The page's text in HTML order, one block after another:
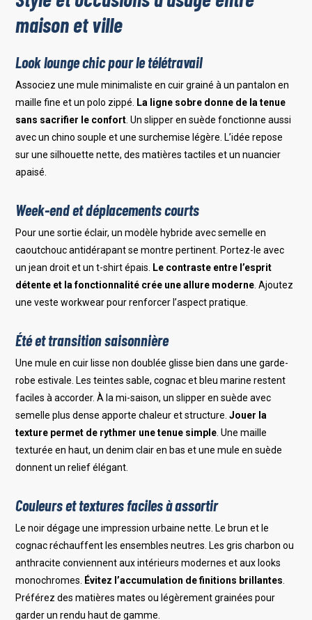
maison et ville
Look lounge chic pour le télétravail
Associez une mule minimaliste en cuir grainé à un pantalon en
maille fine et un polo zippé. La ligne sobre donne de la tenue
sans sacrifier le confort. Un slipper en suède fonctionne aussi
avec un chino souple et une surchemise légère. L’idée repose
sur une silhouette nette, des matières tactiles et un nuancier
apaisé.
Week-end et déplacements courts
Pour une sortie éclair, un modèle hybride avec semelle en
caoutchouc antidérapant se montre pertinent. Portez-le avec
un jean droit et un t-shirt épais. Le contraste entre l’esprit
détente et la fonctionnalité crée une allure moderne. Ajoutez
une veste workwear pour renforcer l’aspect pratique.
Été et transition saisonnière
Une mule en cuir lisse non doublée glisse bien dans une garde-
robe estivale. Les teintes sable, cognac et bleu marine restent
faciles à accorder. À la mi-saison, un slipper en suède avec
semelle plus dense apporte chaleur et structure.Jouer la
texture permet de rythmer une tenue simple. Une maille
texturée en haut, un denim clair en bas et une mule en suède
donnent un relief élégant.
Couleurs et textures faciles à assortir
Le noir dégage une impression urbaine nette. Le brun et le
cognac réchauffent les ensembles neutres. Les gris charbon ou
anthracite conviennent aux intérieurs modernes et aux looks
monochromes. Évitez l’accumulation de finitions brillantes.
Préférez des matières mates ou légèrement grainées pour
garder un rendu haut de gamme.